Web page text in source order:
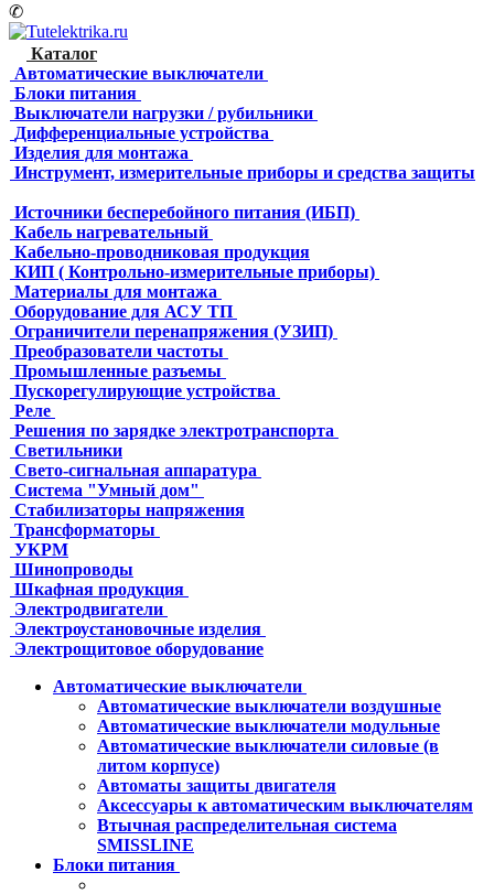
✆
Каталог
Автоматические выключатели
Блоки питания
Выключатели нагрузки / рубильники
Дифференциальные устройства
Изделия для монтажа
Инструмент, измерительные приборы и средства защиты
Источники бесперебойного питания (ИБП)
Кабель нагревательный
Кабельно-проводниковая продукция
КИП ( Контрольно-измерительные приборы)
Материалы для монтажа
Оборудование для АСУ ТП
Ограничители перенапряжения (УЗИП)
Преобразователи частоты
Промышленные разъемы
Пускорегулирующие устройства
Реле
Решения по зарядке электротранспорта
Светильники
Свето-сигнальная аппаратура
Система "Умный дом"
Стабилизаторы напряжения
Трансформаторы
УКРМ
Шинопроводы
Шкафная продукция
Электродвигатели
Электроустановочные изделия
Электрощитовое оборудование
Автоматические выключатели
Автоматические выключатели воздушные
Автоматические выключатели модульные
Автоматические выключатели силовые (в
литом корпусе)
Автоматы защиты двигателя
Аксессуары к автоматическим выключателям
Втычная распределительная система
SMISSLINE
Блоки питания